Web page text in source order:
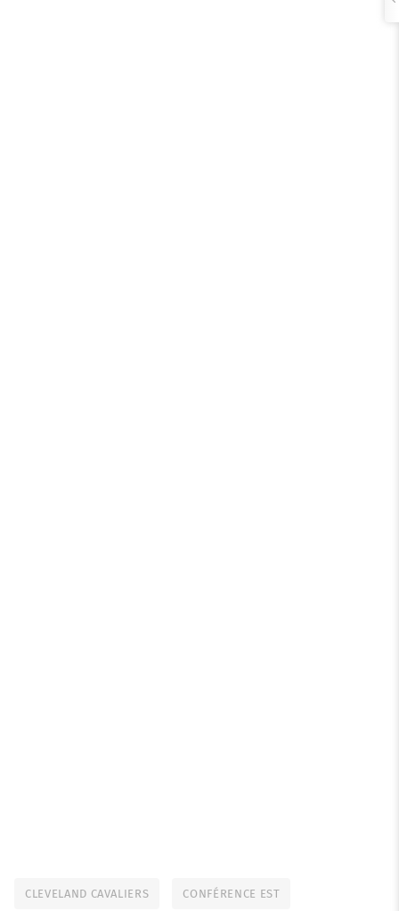
CLEVELAND CAVALIERS CONFÉRENCE EST